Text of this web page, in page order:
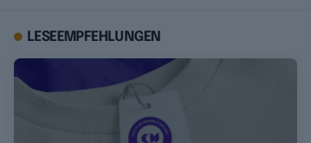
LESEEMPFEHLUNGEN